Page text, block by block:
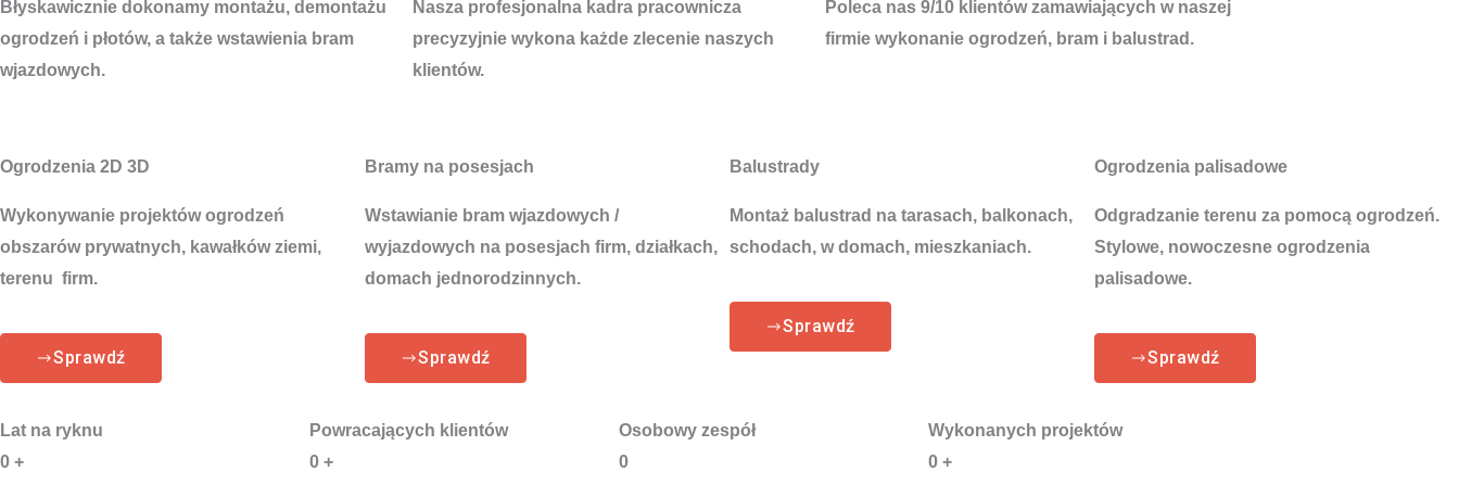
Błyskawicznie dokonamy montażu, demontażu
ogrodzeń i płotów, a także wstawienia bram
wjazdowych.
Nasza profesjonalna kadra pracownicza
precyzyjnie wykona każde zlecenie naszych
klientów.
Poleca nas 9/10 klientów zamawiających w naszej
firmie wykonanie ogrodzeń, bram i balustrad.
Ogrodzenia 2D 3D
Wykonywanie projektów ogrodzeń
obszarów prywatnych, kawałków ziemi,
terenu firm.
Sprawdź
Bramy na posesjach
Wstawianie bram wjazdowych /
wyjazdowych na posesjach firm, działkach,
domach jednorodzinnych.
Sprawdź
Balustrady
Montaż balustrad na tarasach, balkonach,
schodach, w domach, mieszkaniach.
Sprawdź
Ogrodzenia palisadowe
Odgradzanie terenu za pomocą ogrodzeń.
Stylowe, nowoczesne ogrodzenia
palisadowe.
Sprawdź
Lat na ryknu
0 +
Powracających klientów
0 +
Osobowy zespół
0
Wykonanych projektów
0 +